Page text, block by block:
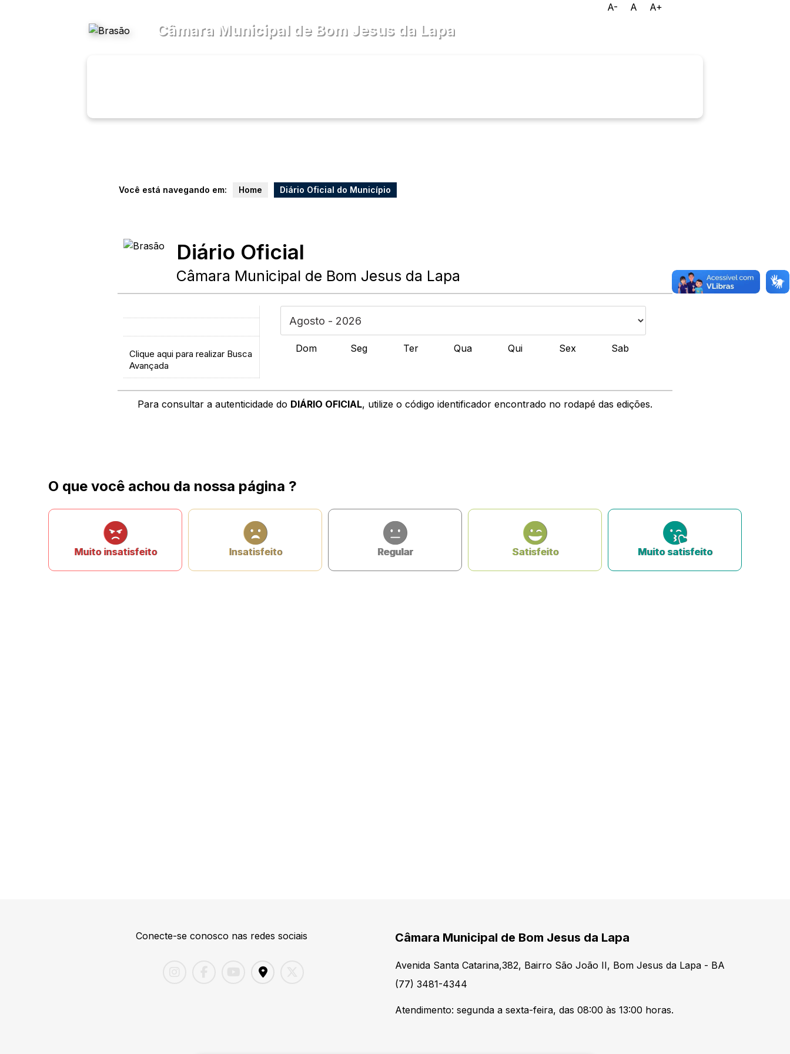
A- A
A+
Câmara Municipal de Bom Jesus da Lapa
Você está navegando em: Home Diário Oficial do Município
Diário Oficial
Câmara Municipal de Bom Jesus da Lapa
Clique aqui para realizar Busca
Avançada
Dom Seg Ter Qua Qui Sex Sab
Para consultar a autenticidade do DIÁRIO OFICIAL, utilize o código identificador encontrado no rodapé das edições.
O que você achou da nossa página ?
Muito insatisfeito Insatisfeito Regular Satisfeito Muito satisfeito
Conecte-se conosco nas redes sociais Câmara Municipal de Bom Jesus da Lapa
Avenida Santa Catarina,382, Bairro São João II, Bom Jesus da Lapa - BA
(77) 3481-4344
Atendimento: segunda a sexta-feira, das 08:00 às 13:00 horas.